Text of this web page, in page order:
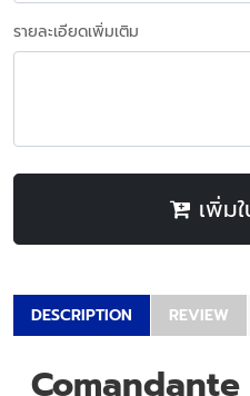
รายละเอียดเพิ่มเติม
เพิ่ม
DESCRIPTION REVIEW